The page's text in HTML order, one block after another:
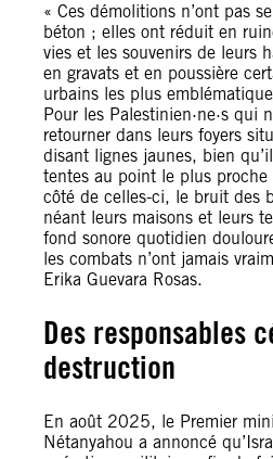
« Ces démolitions n’ont pas
béton ; elles ont réduit en
vies et les souvenirs de leurs
en gravats et en poussière
urbains les plus
Pour les Palestinien·ne·s qui
retourner dans leurs foyers
disant lignes jaunes, bien
tentes au point le plus proche
côté de celles-ci, le bruit des
néant leurs maisons et leurs
fond sonore quotidien
les combats n’ont jamais
Erika Guevara Rosas.
Des responsables
destruction
En août 2025, le Premier
Nétanyahou a annoncé